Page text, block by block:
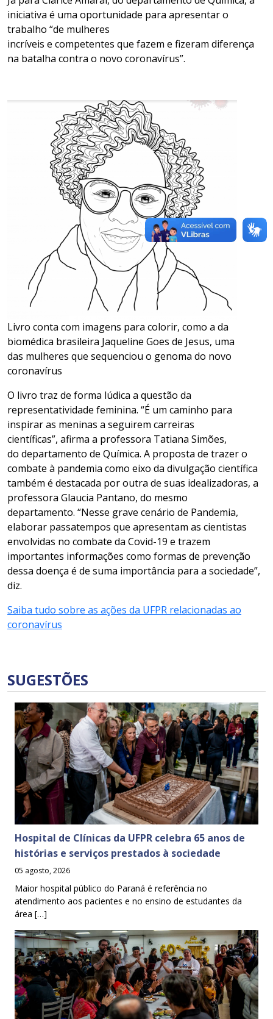
iniciativa é uma oportunidade para apresentar o
trabalho “de mulheres
incríveis e competentes que fazem e fizeram diferença
na batalha contra o novo coronavírus”.
Livro conta com imagens para colorir, como a da
biomédica brasileira Jaqueline Goes de Jesus, uma
das mulheres que sequenciou o genoma do novo
coronavírus
O livro traz de forma lúdica a questão da
representatividade feminina. “É um caminho para
inspirar as meninas a seguirem carreiras
científicas”, afirma a professora Tatiana Simões,
do departamento de Química. A proposta de trazer o
combate à pandemia como eixo da divulgação científica
também é destacada por outra de suas idealizadoras, a
professora Glaucia Pantano, do mesmo
departamento. “Nesse grave cenário de Pandemia,
elaborar passatempos que apresentam as cientistas
envolvidas no combate da Covid-19 e trazem
importantes informações como formas de prevenção
dessa doença é de suma importância para a sociedade”,
diz.
Saiba tudo sobre as ações da UFPR relacionadas ao
coronavírus
SUGESTÕES
Hospital de Clínicas da UFPR celebra 65 anos de
histórias e serviços prestados à sociedade
05 agosto, 2026
Maior hospital público do Paraná é referência no
atendimento aos pacientes e no ensino de estudantes da
área […]